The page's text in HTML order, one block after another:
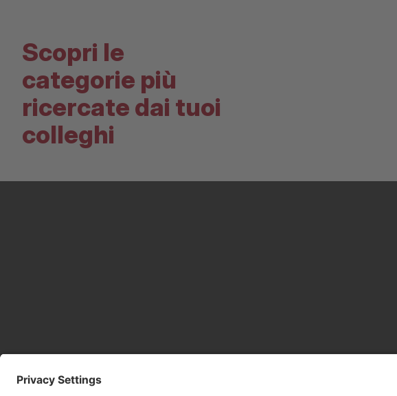
Scopri le
categorie più
ricercate dai tuoi
colleghi